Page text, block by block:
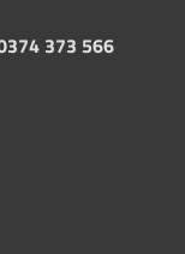
373 566